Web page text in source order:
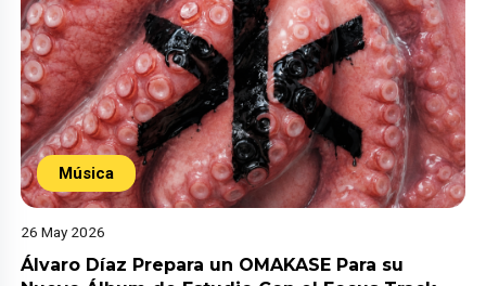
Música
26 May 2026
Álvaro Díaz Prepara un OMAKASE Para su